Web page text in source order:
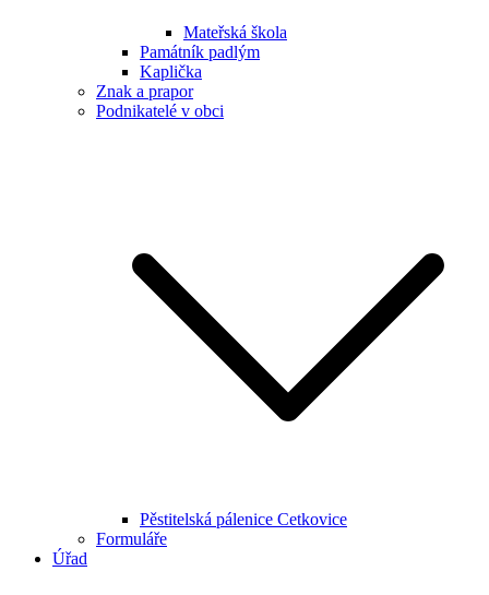
Mateřská škola
Památník padlým
Kaplička
Znak a prapor
Podnikatelé v obci
Pěstitelská pálenice Cetkovice
Formuláře
Úřad